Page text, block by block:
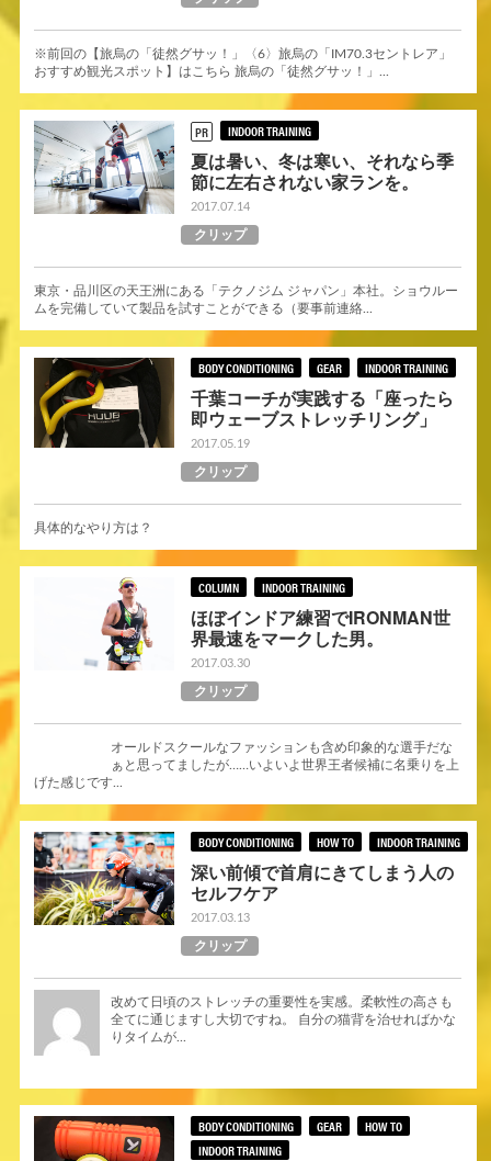
※前回の【旅烏の「徒然グサッ！」〈6〉旅烏の「IM70.3セントレア」
おすすめ観光スポット】はこちら 旅烏の「徒然グサッ！」...
PR INDOOR TRAINING
夏は暑い、冬は寒い、それなら季
節に左右されない家ランを。
2017.07.14
クリップ
東京・品川区の天王洲にある「テクノジム ジャパン」本社。ショウルー
ムを完備していて製品を試すことができる（要事前連絡...
BODY CONDITIONING GEAR INDOOR TRAINING
千葉コーチが実践する「座ったら
即ウェーブストレッチリング」
2017.05.19
クリップ
具体的なやり方は？
COLUMN INDOOR TRAINING
ほぼインドア練習でIRONMAN世
界最速をマークした男。
2017.03.30
クリップ
オールドスクールなファッションも含め印象的な選手だな
ぁと思ってましたが……いよいよ世界王者候補に名乗りを上
げた感じです...
BODY CONDITIONING HOW TO INDOOR TRAINING
深い前傾で首肩にきてしまう人の
セルフケア
2017.03.13
クリップ
改めて日頃のストレッチの重要性を実感。柔軟性の高さも
全てに通じますし大切ですね。 自分の猫背を治せればかな
りタイムが...
BODY CONDITIONING GEAR
HOW TO
INDOOR TRAINING